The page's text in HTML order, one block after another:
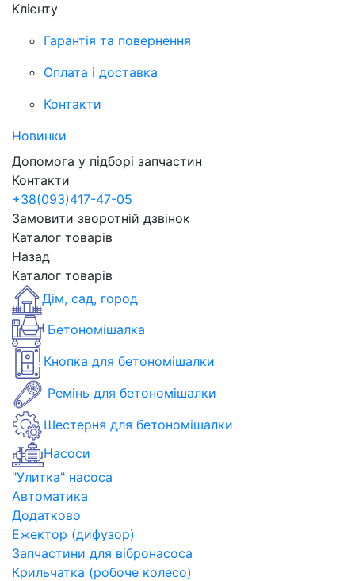
Клієнту
Гарантія та повернення
Оплата і доставка
Контакти
Новинки
Допомога у підборі запчастин
Контакти
+38(093)417-47-05
Замовити зворотній дзвінок
Каталог товарів
Назад
Каталог товарів
Дім, сад, город
Бетономішалка
Кнопка для бетономішалки
Ремінь для бетономішалки
Шестерня для бетономішалки
Насоси
"Улитка" насоса
Автоматика
Додатково
Ежектор (дифузор)
Запчастини для вібронасоса
Крильчатка (робоче колесо)